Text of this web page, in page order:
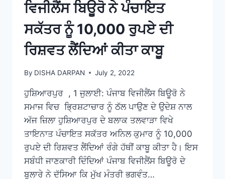
ਵਿਜੀਲੈਂਸ ਬਿਊਰੋ ਨੇ ਪੰਚਾਇਤ
ਸਕੱਤਰ ਨੂੰ 10,000 ਰੁਪਏ ਦੀ
ਰਿਸ਼ਵਤ ਲੈਂਦਿਆਂ ਕੀਤਾ ਕਾਬੂ
By DISHA DARPAN July 2, 2022
ਹੁਸ਼ਿਆਰਪੁਰ , 1 ਜੁਲਾਈ: ਪੰਜਾਬ ਵਿਜੀਲੈਂਸ ਬਿਊਰੋ ਨੇ
ਸਮਾਜ ਵਿਚ ਭ੍ਰਿਸ਼ਟਾਚਾਰ ਨੂੰ ਠੱਲ ਪਾਉਣ ਦੇ ਉਦੇਸ਼ ਨਾਲ
ਅੱਜ ਜ਼ਿਲਾ ਹੁਸ਼ਿਆਰਪੁਰ ਦੇ ਬਲਾਕ ਤਲਵਾੜਾ ਵਿਖੇ
ਤਾਇਨਾਤ ਪੰਚਾਇਤ ਸਕੱਤਰ ਅਨਿਲ ਕੁਮਾਰ ਨੂੰ 10,000
ਰੁਪਏ ਦੀ ਰਿਸ਼ਵਤ ਲੈਂਦਿਆਂ ਰੰਗੇ ਹੱਥੀਂ ਕਾਬੂ ਕੀਤਾ ਹੈ। ਇਸ
ਸਬੰਧੀ ਜਾਣਕਾਰੀ ਦਿੰਦਿਆਂ ਪੰਜਾਬ ਵਿਜੀਲੈਂਸ ਬਿਊਰੋ ਦੇ
ਬੁਲਾਰੇ ਨੇ ਦੱਸਿਆ ਕਿ ਮੁੱਖ ਮੰਤਰੀ ਭਗਵੰਤ…